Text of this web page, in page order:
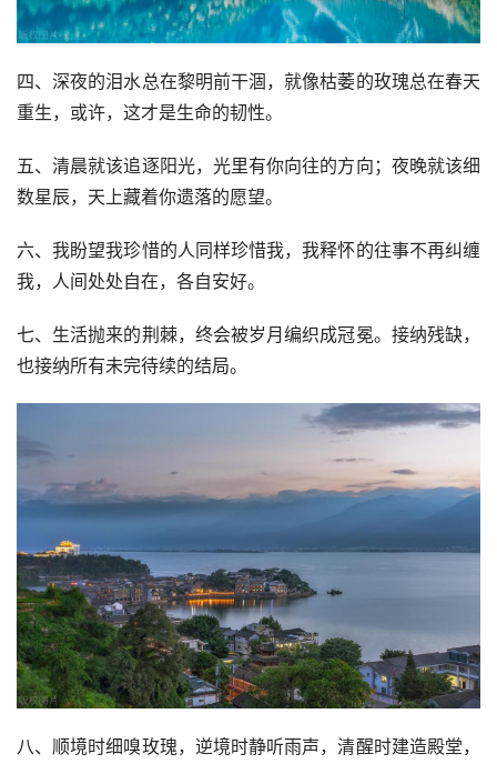
四、深夜的泪水总在黎明前干涸，就像枯萎的玫瑰总在春天
重生，或许，这才是生命的韧性。
五、清晨就该追逐阳光，光里有你向往的方向；夜晚就该细
数星辰，天上藏着你遗落的愿望。
六、我盼望我珍惜的人同样珍惜我，我释怀的往事不再纠缠
我，人间处处自在，各自安好。
七、生活抛来的荆棘，终会被岁月编织成冠冕。接纳残缺，
也接纳所有未完待续的结局。
八、顺境时细嗅玫瑰，逆境时静听雨声，清醒时建造殿堂，